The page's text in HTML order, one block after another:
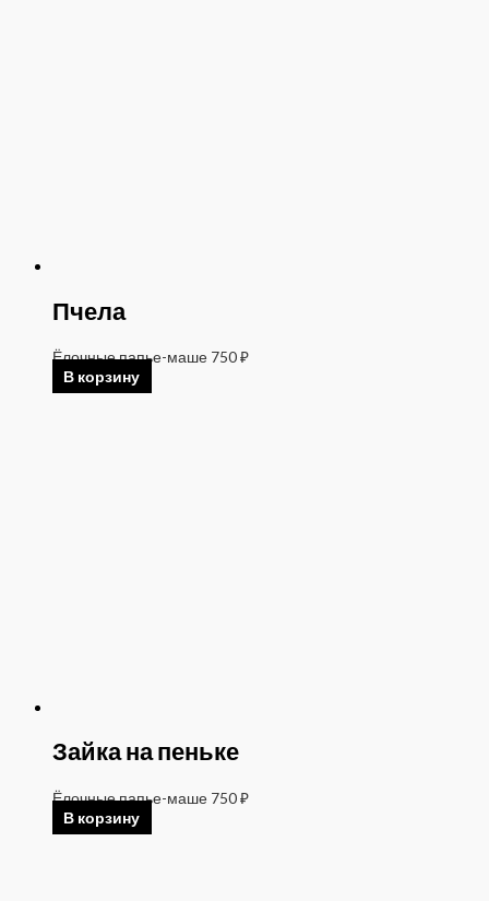
Пчела
Ёлочные папье-маше 750₽
В корзину
Зайка на пеньке
Ёлочные папье-маше 750₽
В корзину